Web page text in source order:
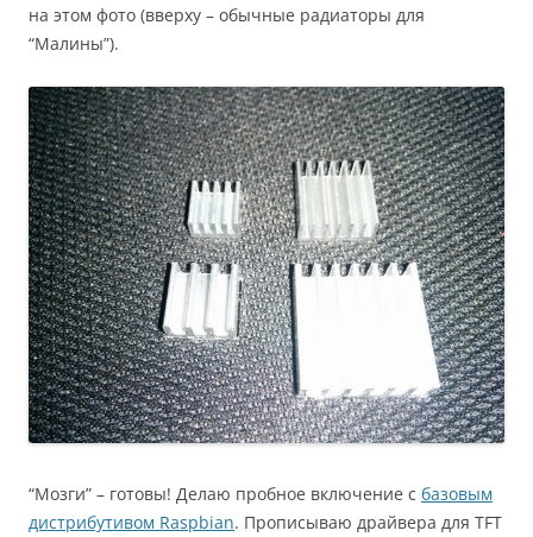
на этом фото (вверху – обычные радиаторы для
“Малины”).
“Мозги” – готовы! Делаю пробное включение с базовым
дистрибутивом Raspbian. Прописываю драйвера для TFT